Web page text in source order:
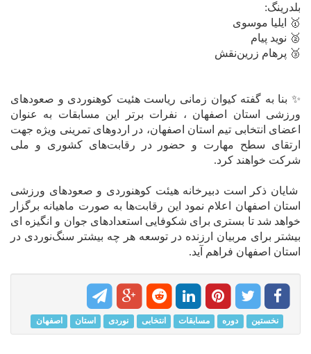
بلدرینگ:
🥇 ایلیا موسوی
🥈 نوید پیام
🥉 پرهام زرین‌نقش
✨ بنا به گفته کیوان زمانی ریاست هئیت کوهنوردی و صعودهای
ورزشی استان اصفهان ، نفرات برتر این مسابقات به عنوان
اعضای انتخابی تیم استان اصفهان، در اردوهای تمرینی ویژه جهت
ارتقای سطح مهارت و حضور در رقابت‌های کشوری و ملی
شرکت خواهند کرد.
شایان ذکر است دبیرخانه هیئت کوهنوردی و صعودهای ورزشی
استان اصفهان اعلام نمود این رقابت‌ها به صورت ماهیانه برگزار
خواهد شد تا بستری برای شکوفایی استعدادهای جوان و انگیزه ای
بیشتر برای مربیان ارزنده در توسعه هر چه بیشتر سنگ‌نوردی در
استان اصفهان فراهم آید.
نخستین دوره مسابقات انتخابی نوردی استان اصفهان